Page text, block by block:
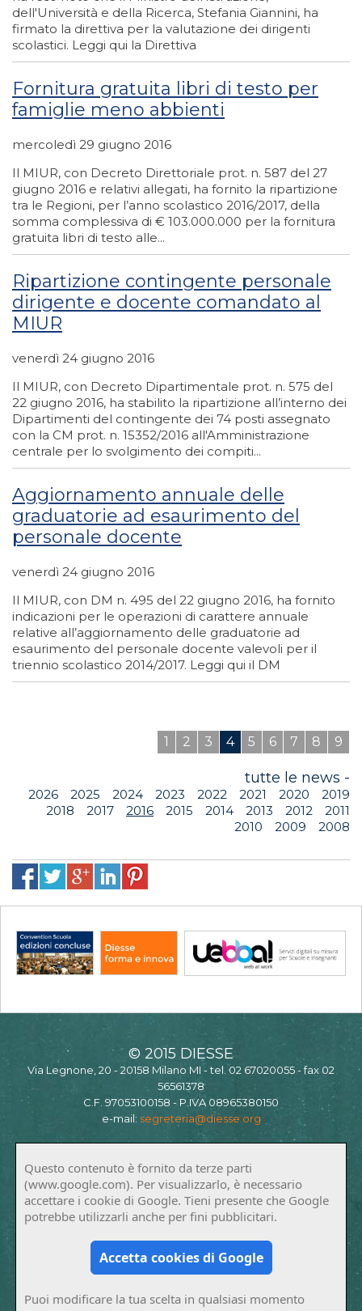
dell'Università e della Ricerca, Stefania Giannini, ha
firmato la direttiva per la valutazione dei dirigenti
scolastici. Leggi qui la Direttiva
Fornitura gratuita libri di testo per
famiglie meno abbienti
mercoledì 29 giugno 2016
Il MIUR, con Decreto Direttoriale prot. n. 587 del 27
giugno 2016 e relativi allegati, ha fornito la ripartizione
tra le Regioni, per l’anno scolastico 2016/2017, della
somma complessiva di € 103.000.000 per la fornitura
gratuita libri di testo alle...
Ripartizione contingente personale
dirigente e docente comandato al
MIUR
venerdì 24 giugno 2016
Il MIUR, con Decreto Dipartimentale prot. n. 575 del
22 giugno 2016, ha stabilito la ripartizione all’interno dei
Dipartimenti del contingente dei 74 posti assegnato
con la CM prot. n. 15352/2016 all'Amministrazione
centrale per lo svolgimento dei compiti...
Aggiornamento annuale delle
graduatorie ad esaurimento del
personale docente
venerdì 24 giugno 2016
Il MIUR, con DM n. 495 del 22 giugno 2016, ha fornito
indicazioni per le operazioni di carattere annuale
relative all’aggiornamento delle graduatorie ad
esaurimento del personale docente valevoli per il
triennio scolastico 2014/2017. Leggi qui il DM
1 2 3 4 5 6 7 8 9
tutte le news -
2026 2025 2024 2023 2022 2021 2020
2019
2018
2017 2016 2015 2014 2013 2012
2011
2010
2009 2008
© 2015 DIESSE
Via Legnone, 20 - 20158 Milano MI - tel. 02 67020055 - fax 02
56561378
C.F. 97053100158 - P.IVA 08965380150
e-mail: segreteria@diesse.org
Questo contenuto è fornito da terze parti
(www.google.com). Per visualizzarlo, è necessario
accettare i cookie di Google. Tieni presente che Google
potrebbe utilizzarli anche per fini pubblicitari.
Accetta cookies di Google
Puoi modificare la tua scelta in qualsiasi momento